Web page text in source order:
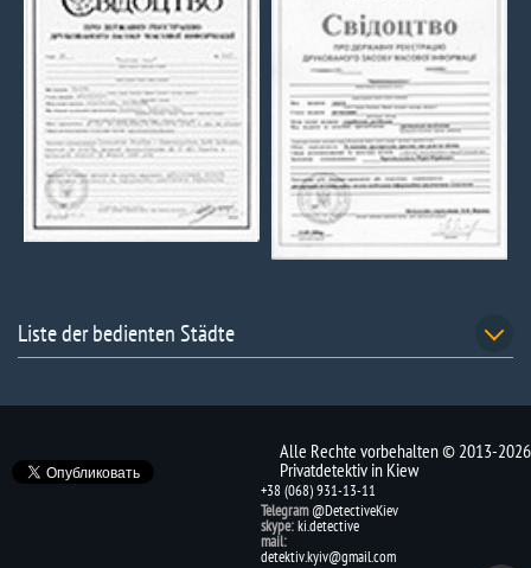
Liste der bedienten Städte
Alle Rechte vorbehalten © 2013-2026
Privatdetektiv in Kiew
+38 (068) 931-13-11
Telegram @DetectiveKiev
skype:ki.detective
mail:
detektiv.kyiv@gmail.com